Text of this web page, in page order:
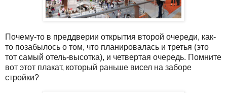
Почему-то в преддверии открытия второй очереди, как-
то позабылось о том, что планировалась и третья (это
тот самый отель-высотка), и четвертая очередь. Помните
вот этот плакат, который раньше висел на заборе
стройки?